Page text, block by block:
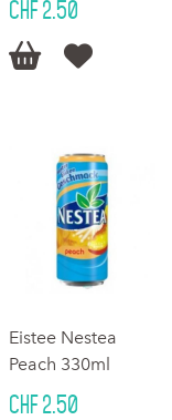
CHF 2.50
 
Eistee Nestea
Peach 330ml
CHF 2.50